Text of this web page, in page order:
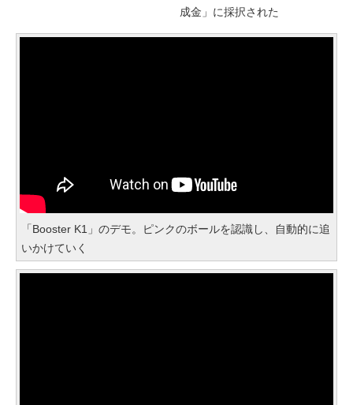
成金」に採択された
「Booster K1」のデモ。ピンクのボールを認識し、自動的に追
いかけていく